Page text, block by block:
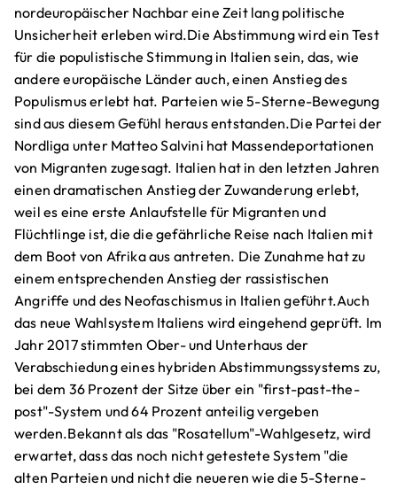
nordeuropäischer Nachbar eine Zeit lang politische
Unsicherheit erleben wird.Die Abstimmung wird ein Test
für die populistische Stimmung in Italien sein, das, wie
andere europäische Länder auch, einen Anstieg des
Populismus erlebt hat. Parteien wie 5-Sterne-Bewegung
sind aus diesem Gefühl heraus entstanden.Die Partei der
Nordliga unter Matteo Salvini hat Massendeportationen
von Migranten zugesagt. Italien hat in den letzten Jahren
einen dramatischen Anstieg der Zuwanderung erlebt,
weil es eine erste Anlaufstelle für Migranten und
Flüchtlinge ist, die die gefährliche Reise nach Italien mit
dem Boot von Afrika aus antreten. Die Zunahme hat zu
einem entsprechenden Anstieg der rassistischen
Angriffe und des Neofaschismus in Italien geführt.Auch
das neue Wahlsystem Italiens wird eingehend geprüft. Im
Jahr 2017 stimmten Ober- und Unterhaus der
Verabschiedung eines hybriden Abstimmungssystems zu,
bei dem 36 Prozent der Sitze über ein "first-past-the-
post"-System und 64 Prozent anteilig vergeben
werden.Bekannt als das "Rosatellum"-Wahlgesetz, wird
erwartet, dass das noch nicht getestete System "die
alten Parteien und nicht die neueren wie die 5-Sterne-